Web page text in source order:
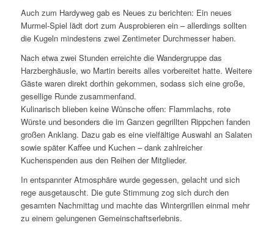
Auch zum Hardyweg gab es Neues zu berichten: Ein neues
Murmel-Spiel lädt dort zum Ausprobieren ein – allerdings sollten
die Kugeln mindestens zwei Zentimeter Durchmesser haben.
Nach etwa zwei Stunden erreichte die Wandergruppe das
Harzberghäusle, wo Martin bereits alles vorbereitet hatte. Weitere
Gäste waren direkt dorthin gekommen, sodass sich eine große,
gesellige Runde zusammenfand.
Kulinarisch blieben keine Wünsche offen: Flammlachs, rote
Würste und besonders die im Ganzen gegrillten Rippchen fanden
großen Anklang. Dazu gab es eine vielfältige Auswahl an Salaten
sowie später Kaffee und Kuchen – dank zahlreicher
Kuchenspenden aus den Reihen der Mitglieder.
In entspannter Atmosphäre wurde gegessen, gelacht und sich
rege ausgetauscht. Die gute Stimmung zog sich durch den
gesamten Nachmittag und machte das Wintergrillen einmal mehr
zu einem gelungenen Gemeinschaftserlebnis.